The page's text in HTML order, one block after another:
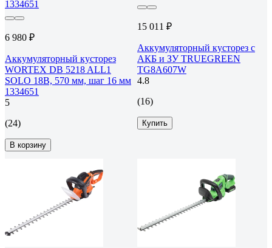
6 980 ₽
Аккумуляторный кусторез
WORTEX DB 5218 ALL1
SOLO 18В, 570 мм, шаг 16 мм
1334651
5
(24)
В корзину
15 011 ₽
Аккумуляторный кусторез c
АКБ и ЗУ TRUEGREEN
TG8A607W
4.8
(16)
Купить